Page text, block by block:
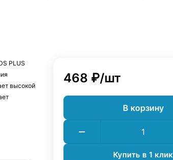
PLUS
высокой
и
468 ₽/шт
В корзину
Купить в 1 клик